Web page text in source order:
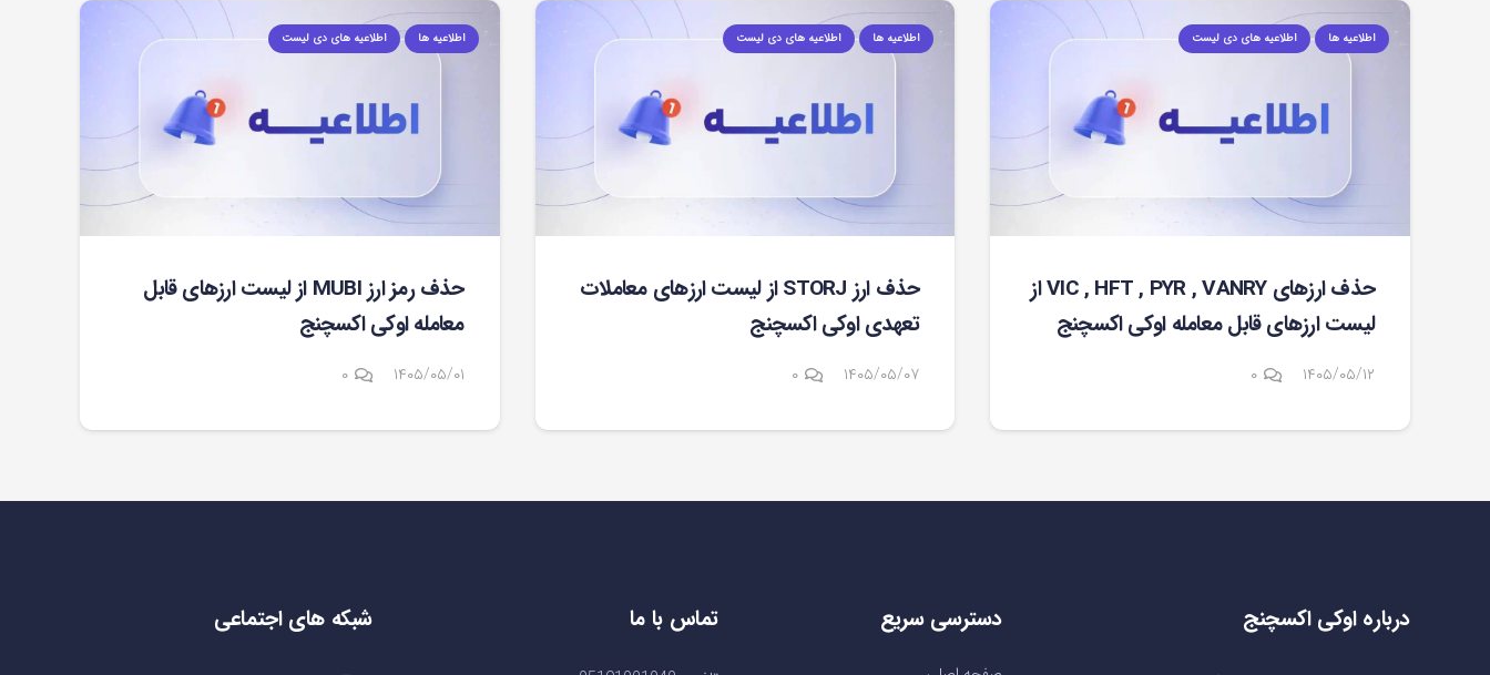
اطلاعیه ها اطلاعیه های دی لیست
حذف ارزهای VIC , HFT , PYR , VANRY از
لیست ارزهای قابل معامله اوکی اکسچنج
۱۴۰۵/۰۵/۱۲ ۰
اطلاعیه ها اطلاعیه های دی لیست
حذف ارز STORJ از لیست ارزهای معاملات
تعهدی اوکی اکسچنج
۱۴۰۵/۰۵/۰۷ ۰
اطلاعیه ها اطلاعیه های دی لیست
حذف رمز ارز MUBI از لیست ارزهای قابل
معامله اوکی اکسچنج
۱۴۰۵/۰۵/۰۱ ۰
درباره اوکی اکسچنج دسترسی سریع تماس با ما شبکه های اجتماعی